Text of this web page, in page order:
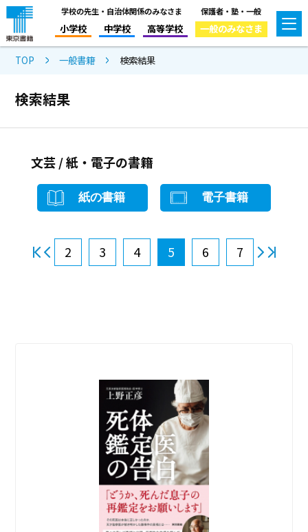
学校の先生・自治体関係のみなさま
小学校 中学校 高等学校
保護者・塾・一般
一般のみなさま
TOP 一般書籍 検索結果
検索結果
文芸 / 紙・電子の書籍
紙の書籍 電子書籍
2 3 4 5 6 7